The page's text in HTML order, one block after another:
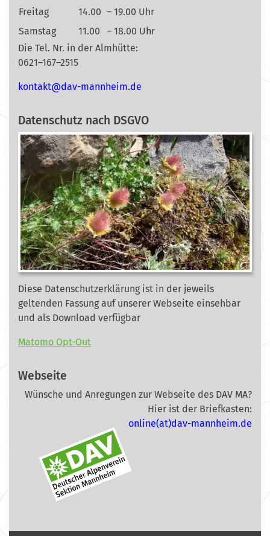
Freitag
14.00 – 19.00 Uhr
Samstag
11.00
– 18.00 Uhr
Die Tel. Nr. in der Almhütte:
0621–167–2515
ed.mi
ehnna
m-vad
@tkat
nok
Datenschutz nach DSGVO
Diese Datenschutzerklärung ist in der jeweils
geltenden Fassung auf unserer Webseite einsehbar
und als Download verfügbar
Matomo Opt-Out
Webseite
Wünsche und Anregungen zur Webseite des DAV MA?
Hier ist der Briefkasten:
online(at)dav-mannheim.de